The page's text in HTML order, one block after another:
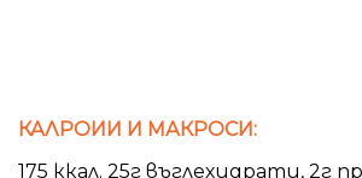
КАЛРОИИ И МАКРОСИ:
175 ккал. 25г въглехидрати, 2г